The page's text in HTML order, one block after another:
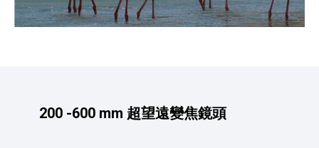
200 -600 mm 超望遠變焦鏡頭